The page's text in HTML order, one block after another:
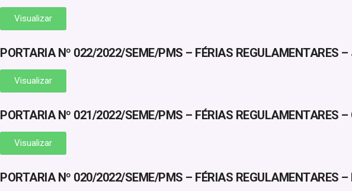
Visualizar
PORTARIA Nº 022/2022/SEME/PMS – FÉRIAS REGULAMENTARES
Visualizar
PORTARIA Nº 021/2022/SEME/PMS – FÉRIAS REGULAMENTARES
Visualizar
PORTARIA Nº 020/2022/SEME/PMS – FÉRIAS REGULAMENTARES